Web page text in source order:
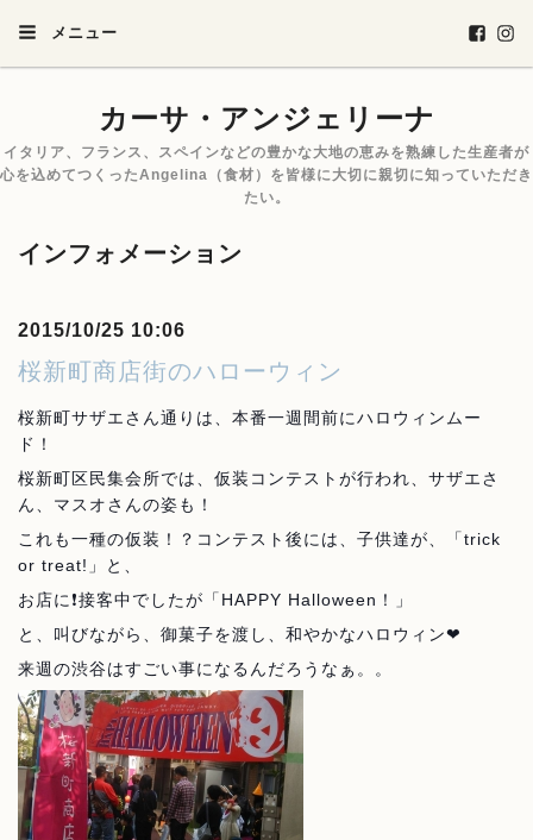
メニュー
カーサ・アンジェリーナ
イタリア、フランス、スペインなどの豊かな大地の恵みを熟練した生産者が
心を込めてつくったAngelina（食材）を皆様に大切に親切に知っていただき
たい。
インフォメーション
2015/10/25 10:06
桜新町商店街のハローウィン
桜新町サザエさん通りは、本番一週間前にハロウィン ムー
ド！
桜新町区民集会所では、仮装コンテストが行われ、サザエさ
ん、マスオさんの姿も！
これも一種の仮装！？コンテスト後には、子供達が、「trick
or treat!」と、
お店に❗接客中でしたが「HAPPY Halloween！
」
と、叫びながら、御菓子を渡し、和やかなハロウィン❤
来週の渋谷はすごい事になるんだろうなぁ。。